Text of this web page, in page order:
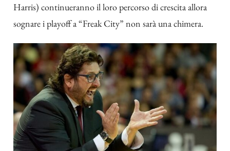
Harris) continueranno il loro percorso di crescita allora
sognare i playoff a “Freak City” non sarà una chimera.